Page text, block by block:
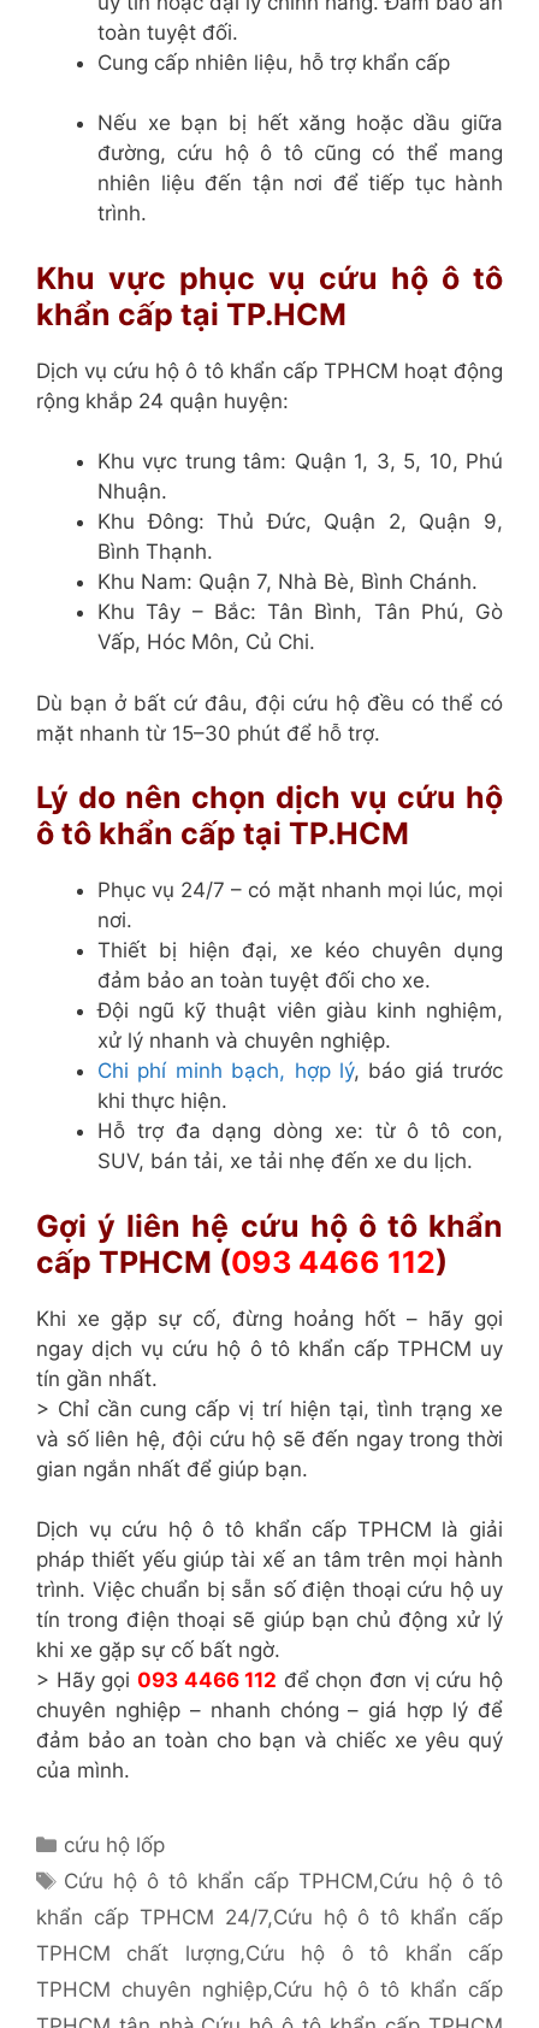
toàn tuyệt đối.
Cung cấp nhiên liệu, hỗ trợ khẩn cấp
Nếu xe bạn bị hết xăng hoặc dầu giữa
đường, cứu hộ ô tô cũng có thể mang
nhiên liệu đến tận nơi để tiếp tục hành
trình.
Khu vực phục vụ cứu hộ ô tô
khẩn cấp tại TP.HCM
Dịch vụ cứu hộ ô tô khẩn cấp TPHCM hoạt động
rộng khắp 24 quận huyện:
Khu vực trung tâm: Quận 1, 3, 5, 10, Phú
Nhuận.
Khu Đông: Thủ Đức, Quận 2, Quận 9,
Bình Thạnh.
Khu Nam: Quận 7, Nhà Bè, Bình Chánh.
Khu Tây – Bắc: Tân Bình, Tân Phú, Gò
Vấp, Hóc Môn, Củ Chi.
Dù bạn ở bất cứ đâu, đội cứu hộ đều có thể có
mặt nhanh từ 15–30 phút để hỗ trợ.
Lý do nên chọn dịch vụ cứu hộ
ô tô khẩn cấp tại TP.HCM
Phục vụ 24/7 – có mặt nhanh mọi lúc, mọi
nơi.
Thiết bị hiện đại, xe kéo chuyên dụng
đảm bảo an toàn tuyệt đối cho xe.
Đội ngũ kỹ thuật viên giàu kinh nghiệm,
xử lý nhanh và chuyên nghiệp.
Chi phí minh bạch, hợp lý, báo giá trước
khi thực hiện.
Hỗ trợ đa dạng dòng xe: từ ô tô con,
SUV, bán tải, xe tải nhẹ đến xe du lịch.
Gợi ý liên hệ cứu hộ ô tô khẩn
cấp TPHCM (093 4466 112)
Khi xe gặp sự cố, đừng hoảng hốt – hãy gọi
ngay dịch vụ cứu hộ ô tô khẩn cấp TPHCM uy
tín gần nhất.
> Chỉ cần cung cấp vị trí hiện tại, tình trạng xe
và số liên hệ, đội cứu hộ sẽ đến ngay trong thời
gian ngắn nhất để giúp bạn.
Dịch vụ cứu hộ ô tô khẩn cấp TPHCM là giải
pháp thiết yếu giúp tài xế an tâm trên mọi hành
trình. Việc chuẩn bị sẵn số điện thoại cứu hộ uy
tín trong điện thoại sẽ giúp bạn chủ động xử lý
khi xe gặp sự cố bất ngờ.
> Hãy gọi 093 4466 112 để chọn đơn vị cứu hộ
chuyên nghiệp – nhanh chóng – giá hợp lý để
đảm bảo an toàn cho bạn và chiếc xe yêu quý
của mình.
Danh
mục
cứu hộ lốp
Thẻ
Cứu hộ ô tô khẩn cấp TPHCM,Cứu hộ ô tô
khẩn cấp TPHCM 24/7,Cứu hộ ô tô khẩn cấp
TPHCM chất lượng,Cứu hộ ô tô khẩn cấp
TPHCM chuyên nghiệp,Cứu hộ ô tô khẩn cấp